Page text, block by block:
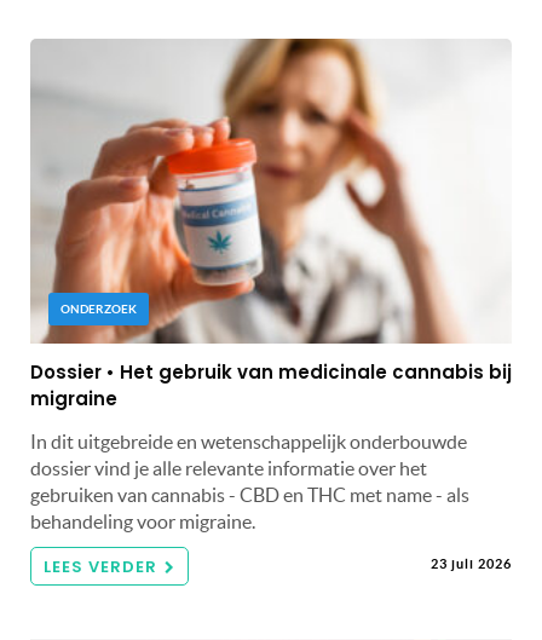
ONDERZOEK
Dossier • Het gebruik van medicinale cannabis bij
migraine
In dit uitgebreide en wetenschappelijk onderbouwde
dossier vind je alle relevante informatie over het
gebruiken van cannabis - CBD en THC met name - als
behandeling voor migraine.
LEES VERDER 23 juli 2026